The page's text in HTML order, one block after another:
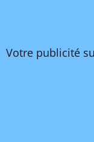
Votre publicité